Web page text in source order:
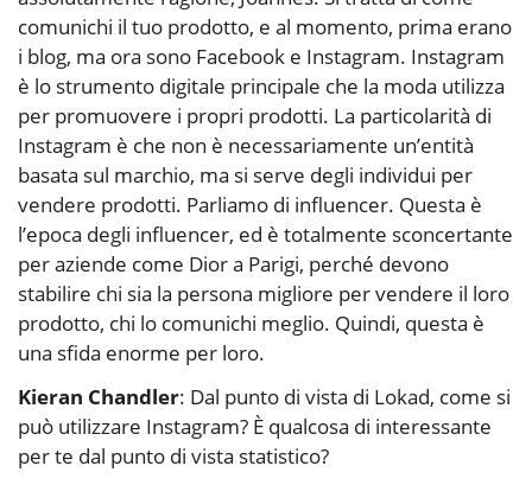
comunichi il tuo prodotto, e al momento, prima erano
i blog, ma ora sono Facebook e Instagram. Instagram
è lo strumento digitale principale che la moda utilizza
per promuovere i propri prodotti. La particolarità di
Instagram è che non è necessariamente un’entità
basata sul marchio, ma si serve degli individui per
vendere prodotti. Parliamo di influencer. Questa è
l’epoca degli influencer, ed è totalmente sconcertante
per aziende come Dior a Parigi, perché devono
stabilire chi sia la persona migliore per vendere il loro
prodotto, chi lo comunichi meglio. Quindi, questa è
una sfida enorme per loro.
Kieran Chandler: Dal punto di vista di Lokad, come si
può utilizzare Instagram? È qualcosa di interessante
per te dal punto di vista statistico?